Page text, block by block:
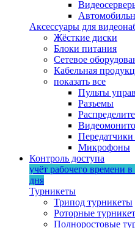
Аксессуары для
Жёсткие диски
Блоки питания
Сетевое
Кабельная
показать все
Пульты
Разъемы
Передатчики
Микрофоны
Контроль доступа
учёт рабочего времени
дня
Турникеты
Трипод турникеты
Роторные
Полноростовые